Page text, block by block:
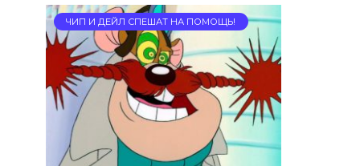
ЧИП И ДЕЙЛ СПЕШАТ НА ПОМОЩЬ!